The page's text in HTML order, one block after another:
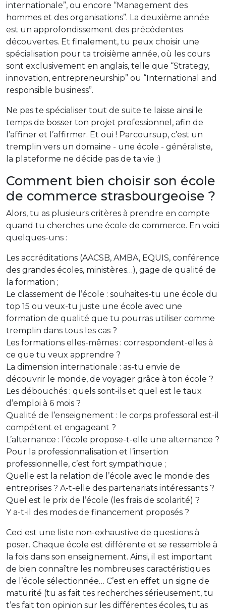
internationale”, ou encore “Management des
hommes et des organisations”. La deuxième année
est un approfondissement des précédentes
découvertes. Et finalement, tu peux choisir une
spécialisation pour ta troisième année, où les cours
sont exclusivement en anglais, telle que “Strategy,
innovation, entrepreneurship” ou “International and
responsible business”.
Ne pas te spécialiser tout de suite te laisse ainsi le
temps de bosser ton projet professionnel, afin de
l’affiner et l’affirmer. Et oui ! Parcoursup, c’est un
tremplin vers un domaine - une école - généraliste,
la plateforme ne décide pas de ta vie ;)
Comment bien choisir son école
de commerce strasbourgeoise ?
Alors, tu as plusieurs critères à prendre en compte
quand tu cherches une école de commerce. En voici
quelques-uns :
Les accréditations (AACSB, AMBA, EQUIS, conférence
des grandes écoles, ministères…), gage de qualité de
la formation ;
Le classement de l’école : souhaites-tu une école du
top 15 ou veux-tu juste une école avec une
formation de qualité que tu pourras utiliser comme
tremplin dans tous les cas ?
Les formations elles-mêmes : correspondent-elles à
ce que tu veux apprendre ?
La dimension internationale : as-tu envie de
découvrir le monde, de voyager grâce à ton école ?
Les débouchés : quels sont-ils et quel est le taux
d’emploi à 6 mois ?
Qualité de l’enseignement : le corps professoral est-il
compétent et engageant ?
L’alternance : l’école propose-t-elle une alternance ?
Pour la professionnalisation et l’insertion
professionnelle, c’est fort sympathique ;
Quelle est la relation de l’école avec le monde des
entreprises ? A-t-elle des partenariats intéressants ?
Quel est le prix de l’école (les frais de scolarité) ?
Y a-t-il des modes de financement proposés ?
Ceci est une liste non-exhaustive de questions à
poser. Chaque école est différente et se ressemble à
la fois dans son enseignement. Ainsi, il est important
de bien connaître les nombreuses caractéristiques
de l’école sélectionnée… C’est en effet un signe de
maturité (tu as fait tes recherches sérieusement, tu
t’es fait ton opinion sur les différentes écoles, tu as